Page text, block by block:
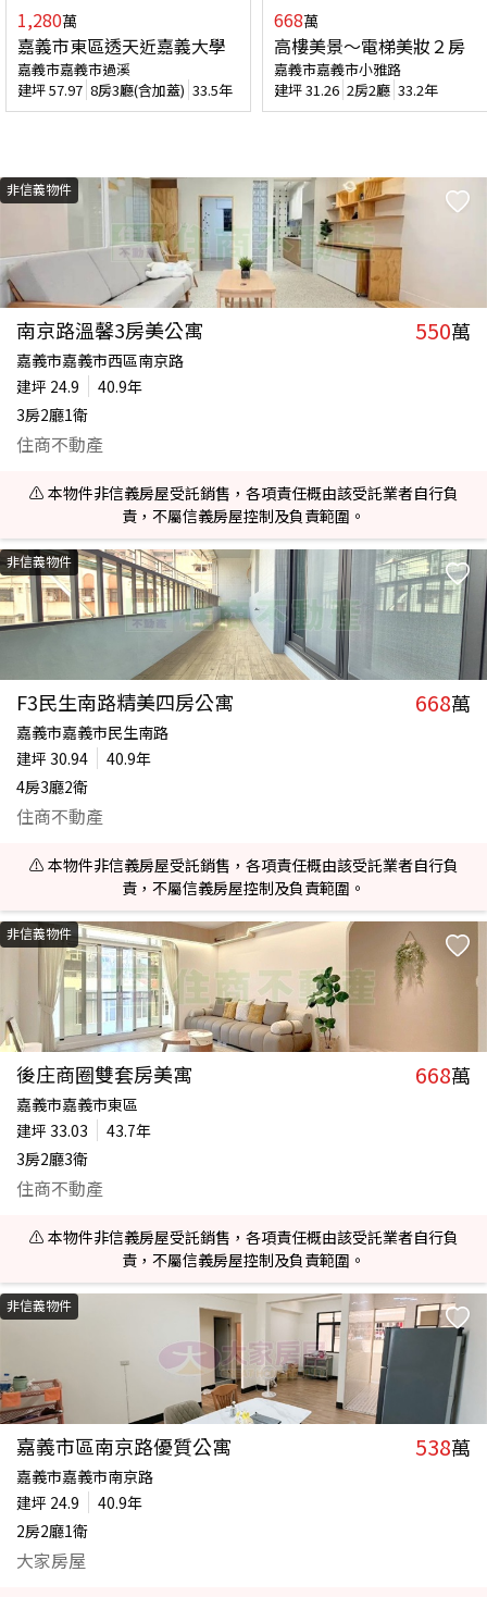
1,280萬
嘉義市東區透天近嘉義大學
嘉義市嘉義市過溪
建坪57.97 8房3廳(含加蓋) 33.5年
668萬
高樓美景～電梯美妝２房
嘉義市嘉義市小雅路
建坪31.26 2房2廳 33.2年
非信義物件
南京路溫馨3房美公寓 550萬
嘉義市嘉義市西區南京路
建坪 24.9
40.9年
3房2廳1衛
住商不動產
⚠️ 本物件非信義房屋受託銷售，各項責任概由該受託業者自行負
責，不屬信義房屋控制及負責範圍。
非信義物件
F3民生南路精美四房公寓 668萬
嘉義市嘉義市民生南路
建坪 30.94
40.9年
4房3廳2衛
住商不動產
⚠️ 本物件非信義房屋受託銷售，各項責任概由該受託業者自行負
責，不屬信義房屋控制及負責範圍。
非信義物件
後庄商圈雙套房美寓 668萬
嘉義市嘉義市東區
建坪 33.03
43.7年
3房2廳3衛
住商不動產
⚠️ 本物件非信義房屋受託銷售，各項責任概由該受託業者自行負
責，不屬信義房屋控制及負責範圍。
非信義物件
嘉義市區南京路優質公寓 538萬
嘉義市嘉義市南京路
建坪 24.9
40.9年
2房2廳1衛
大家房屋